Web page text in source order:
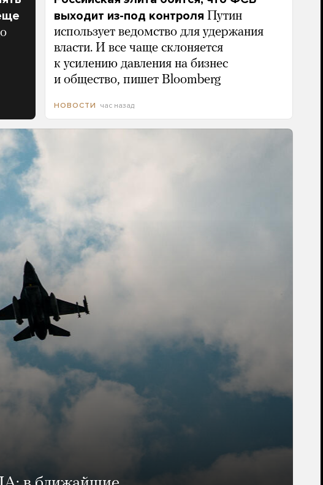
выходит из-под контроля Путин
использует ведомство для удержания
власти. И все чаще склоняется
к усилению давления на бизнес
и общество, пишет Bloomberg
НОВОСТИ час назад